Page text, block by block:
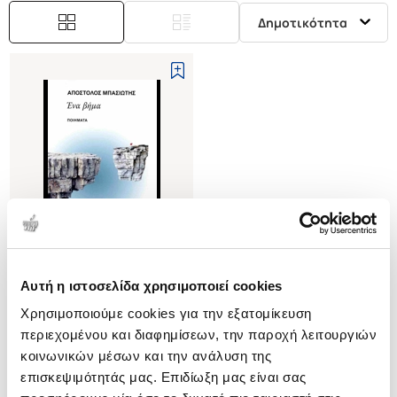
Αυτή η ιστοσελίδα χρησιμοποιεί cookies
Χρησιμοποιούμε cookies για την εξατομίκευση
περιεχομένου και διαφημίσεων, την παροχή λειτουργιών
κοινωνικών μέσων και την ανάλυση της
επισκεψιμότητάς μας. Επιδίωξη μας είναι σας
Δημοτικότητα
(0)
Ένα βήμα
ΜΠΑΣΙΩΤΗΣ ΑΠΟΣΤΟΛΟΣ
Κωδ. Πολιτείας:0420-0383